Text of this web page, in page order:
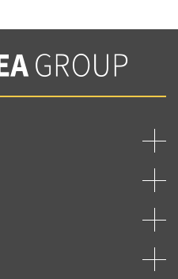
политикой